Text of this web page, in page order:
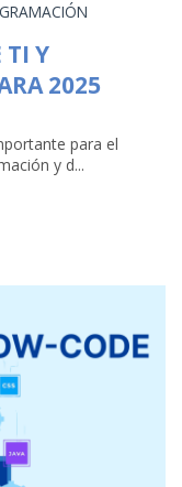
TI Y
2025
para el
y d...